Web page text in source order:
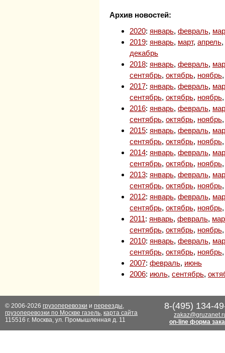
Архив новостей:
2020: январь, февраль,
2019: январь, март, апрель,
декабрь
2018: январь, февраль,
сентябрь, октябрь, ноябрь
2017: январь, февраль,
сентябрь, октябрь, ноябрь
2016: январь, февраль,
сентябрь, октябрь, ноябрь
2015: январь, февраль,
сентябрь, октябрь, ноябрь
2014: январь, февраль,
сентябрь, октябрь, ноябрь
2013: январь, февраль,
сентябрь, октябрь, ноябрь
2012: январь, февраль,
сентябрь, октябрь, ноябрь
2011: январь, февраль,
сентябрь, октябрь, ноябрь
2010: январь, февраль,
сентябрь, октябрь, ноябрь
2007: февраль, июнь
2006: июль, сентябрь,
© 2006-2026 грузоперевозки и переезды,
грузоперевозки по Москве газель, карта сайта
115516 г. Москва, ул. Промышленная д. 11
8-(495) 134-
on-line форма